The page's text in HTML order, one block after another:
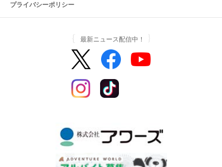
プライバシーポリシー
最新ニュース配信中！